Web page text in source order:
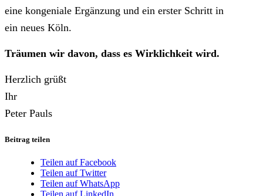
eine kongeniale Ergänzung und ein erster Schritt in
ein neues Köln.
Träumen wir davon, dass es Wirklichkeit wird.
Herzlich grüßt
Ihr
Peter Pauls
Beitrag teilen
Teilen auf Facebook
Teilen auf Twitter
Teilen auf WhatsApp
Teilen auf LinkedIn